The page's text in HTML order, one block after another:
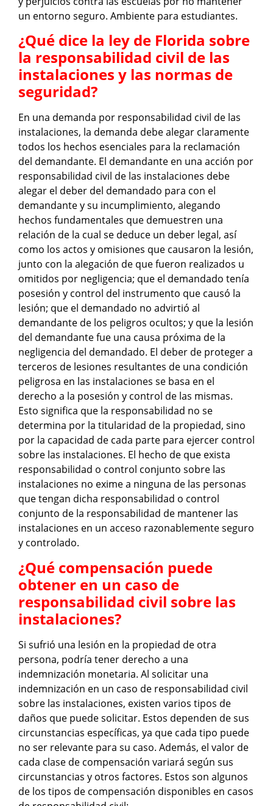
un entorno seguro. Ambiente para estudiantes.
¿Qué dice la ley de Florida sobre
la responsabilidad civil de las
instalaciones y las normas de
seguridad?
En una demanda por responsabilidad civil de las
instalaciones, la demanda debe alegar claramente
todos los hechos esenciales para la reclamación
del demandante. El demandante en una acción por
responsabilidad civil de las instalaciones debe
alegar el deber del demandado para con el
demandante y su incumplimiento, alegando
hechos fundamentales que demuestren una
relación de la cual se deduce un deber legal, así
como los actos y omisiones que causaron la lesión,
junto con la alegación de que fueron realizados u
omitidos por negligencia; que el demandado tenía
posesión y control del instrumento que causó la
lesión; que el demandado no advirtió al
demandante de los peligros ocultos; y que la lesión
del demandante fue una causa próxima de la
negligencia del demandado. El deber de proteger a
terceros de lesiones resultantes de una condición
peligrosa en las instalaciones se basa en el
derecho a la posesión y control de las mismas.
Esto significa que la responsabilidad no se
determina por la titularidad de la propiedad, sino
por la capacidad de cada parte para ejercer control
sobre las instalaciones. El hecho de que exista
responsabilidad o control conjunto sobre las
instalaciones no exime a ninguna de las personas
que tengan dicha responsabilidad o control
conjunto de la responsabilidad de mantener las
instalaciones en un acceso razonablemente seguro
y controlado.
¿Qué compensación puede
obtener en un caso de
responsabilidad civil sobre las
instalaciones?
Si sufrió una lesión en la propiedad de otra
persona, podría tener derecho a una
indemnización monetaria. Al solicitar una
indemnización en un caso de responsabilidad civil
sobre las instalaciones, existen varios tipos de
daños que puede solicitar. Estos dependen de sus
circunstancias específicas, ya que cada tipo puede
no ser relevante para su caso. Además, el valor de
cada clase de compensación variará según sus
circunstancias y otros factores. Estos son algunos
de los tipos de compensación disponibles en casos